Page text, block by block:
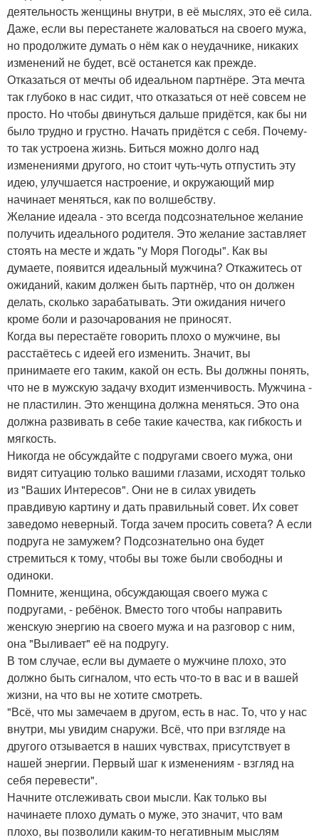
деятельность женщины внутри, в её мыслях, это её сила.
Даже, если вы перестанете жаловаться на своего мужа,
но продолжите думать о нём как о неудачнике, никаких
изменений не будет, всё останется как прежде.
Отказаться от мечты об идеальном партнёре. Эта мечта
так глубоко в нас сидит, что отказаться от неё совсем не
просто. Но чтобы двинуться дальше придётся, как бы ни
было трудно и грустно. Начать придётся с себя. Почему-
то так устроена жизнь. Биться можно долго над
изменениями другого, но стоит чуть-чуть отпустить эту
идею, улучшается настроение, и окружающий мир
начинает меняться, как по волшебству.
Желание идеала - это всегда подсознательное желание
получить идеального родителя. Это желание заставляет
стоять на месте и ждать "у Моря Погоды". Как вы
думаете, появится идеальный мужчина? Откажитесь от
ожиданий, каким должен быть партнёр, что он должен
делать, сколько зарабатывать. Эти ожидания ничего
кроме боли и разочарования не приносят.
Когда вы перестаёте говорить плохо о мужчине, вы
расстаётесь с идеей его изменить. Значит, вы
принимаете его таким, какой он есть. Вы должны понять,
что не в мужскую задачу входит изменчивость. Мужчина -
не пластилин. Это женщина должна меняться. Это она
должна развивать в себе такие качества, как гибкость и
мягкость.
Никогда не обсуждайте с подругами своего мужа, они
видят ситуацию только вашими глазами, исходят только
из "Ваших Интересов". Они не в силах увидеть
правдивую картину и дать правильный совет. Их совет
заведомо неверный. Тогда зачем просить совета? А если
подруга не замужем? Подсознательно она будет
стремиться к тому, чтобы вы тоже были свободны и
одиноки.
Помните, женщина, обсуждающая своего мужа с
подругами, - ребёнок. Вместо того чтобы направить
женскую энергию на своего мужа и на разговор с ним,
она "Выливает" её на подругу.
В том случае, если вы думаете о мужчине плохо, это
должно быть сигналом, что есть что-то в вас и в вашей
жизни, на что вы не хотите смотреть.
"Всё, что мы замечаем в другом, есть в нас. То, что у нас
внутри, мы увидим снаружи. Всё, что при взгляде на
другого отзывается в наших чувствах, присутствует в
нашей энергии. Первый шаг к изменениям - взгляд на
себя перевести".
Начните отслеживать свои мысли. Как только вы
начинаете плохо думать о муже, это значит, что вам
плохо, вы позволили каким-то негативным мыслям